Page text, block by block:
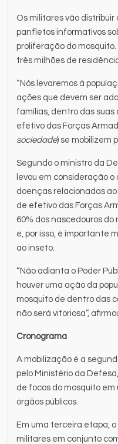
Os militares vão
panfletos informativos
proliferação do
três milhões de
“Nós levaremos à
ações que devem ser
famílias, dentro das suas
efetivo das Forças
sociedade) se mobilizem
Segundo o ministro da
levou em consideração
doenças relacionadas ao
de efetivo das Forças
60% dos nascedouros
e, por isso, é importante
ao inseto.
“Não adianta o Poder
houver uma ação da
mosquito de dentro das
não será vitoriosa”,
Cronograma
A mobilização é a
pelo Ministério da
de focos do mosquito
órgãos públicos.
Em uma terceira etapa,
militares em conjunto